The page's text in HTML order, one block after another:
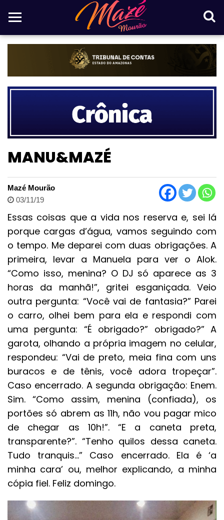
MANU&MAZÉ
Mazé Mourão
03/11/19
Essas coisas que a vida nos reserva e, sei lá
porque cargas d’água, vamos seguindo com
o tempo. Me deparei com duas obrigações. A
primeira, levar a Manuela para ver o Alok.
“Como isso, menina? O DJ só aparece as 3
horas da manhã!”, gritei esganiçada. Veio
outra pergunta: “Você vai de fantasia?” Parei
o carro, olhei bem para ela e respondi com
uma pergunta: “É obrigado?” obrigado?” A
garota, olhando a própria imagem no celular,
respondeu: “Vai de preto, meia fina com uns
buracos e de tênis, você adora tropeçar”.
Caso encerrado. A segunda obrigação: Enem.
Sim. “Como assim, menina (confiada), os
portões só abrem as 11h, não vou pagar mico
de chegar as 10h!”. “E a caneta preta,
transparente?”. “Tenho quilos dessa caneta.
Tudo tranquis…” Caso encerrado. Ela é ‘a
minha cara’ ou, melhor explicando, a minha
cópia fiel. Feliz domingo.